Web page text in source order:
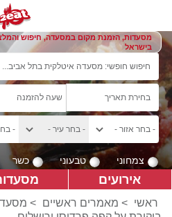
מסעדות, הזמנת מקום במסעדה, חיפוש
בישראל
צמחוני טבעוני כשר
אירועים
ראשי > מאמרים ראשיים >